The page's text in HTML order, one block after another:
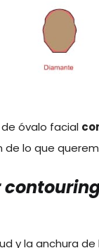
óvalo facial
de lo que
y la anchura